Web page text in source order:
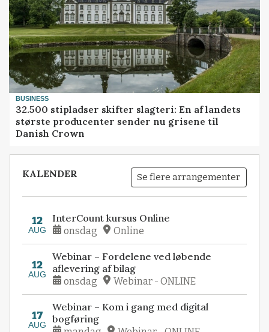
BUSINESS
32.500 stipladser skifter slagteri: En af landets
største producenter sender nu grisene til
Danish Crown
KALENDER Se flere arrangementer
12
AUG
InterCount kursus Online
onsdag Online
12
AUG
Webinar – Fordelene ved løbende
aflevering af bilag
onsdag Webinar - ONLINE
17
AUG
Webinar – Kom i gang med digital
bogføring